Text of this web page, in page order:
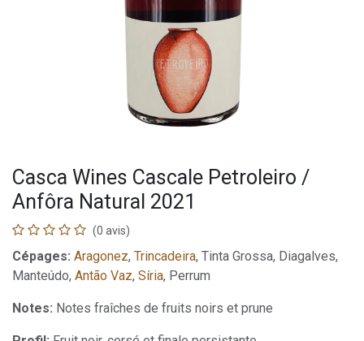
Casca Wines Cascale Petroleiro /
Anfôra Natural 2021
(0 avis)
Cépages: Aragonez, Trincadeira, Tinta Grossa, Diagalves,
Manteúdo, Antão Vaz, Síria, Perrum
Notes: Notes fraîches de fruits noirs et prune